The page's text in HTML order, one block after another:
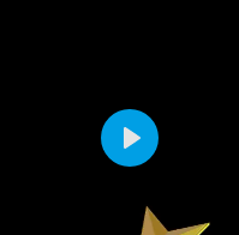
Play